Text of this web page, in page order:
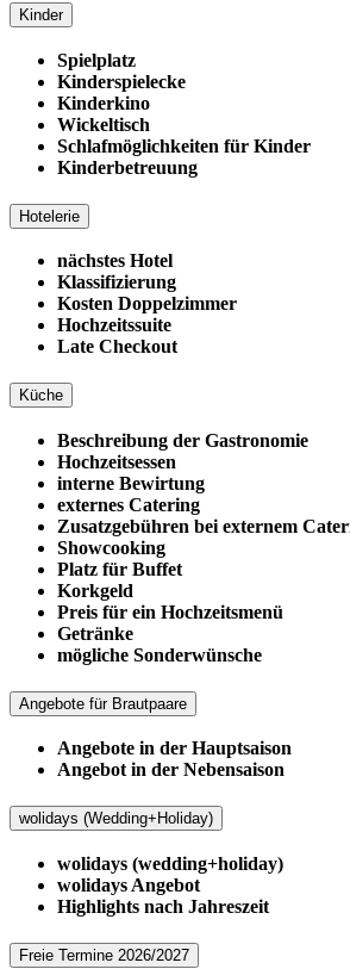
Kinder
Spielplatz
Kinderspielecke
Kinderkino
Wickeltisch
Schlafmöglichkeiten für Kinder
Kinderbetreuung
Hotelerie
nächstes Hotel
Klassifizierung
Kosten Doppelzimmer
Hochzeitssuite
Late Checkout
Küche
Beschreibung der Gastronomie
Hochzeitsessen
interne Bewirtung
externes Catering
Zusatzgebühren bei externem
Showcooking
Platz für Buffet
Korkgeld
Preis für ein Hochzeitsmenü
Getränke
mögliche Sonderwünsche
Angebote für Brautpaare
Angebote in der Hauptsaison
Angebot in der Nebensaison
wolidays (Wedding+Holiday)
wolidays (wedding+holiday)
wolidays Angebot
Highlights nach Jahreszeit
Freie Termine 2026/2027